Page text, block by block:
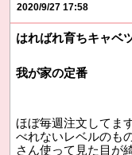
2020/9/27 17:58
はればれ育ちキャベ
我が家の定番
ほぼ毎週注文してま
べれないレベルのも
さん使って見た目が